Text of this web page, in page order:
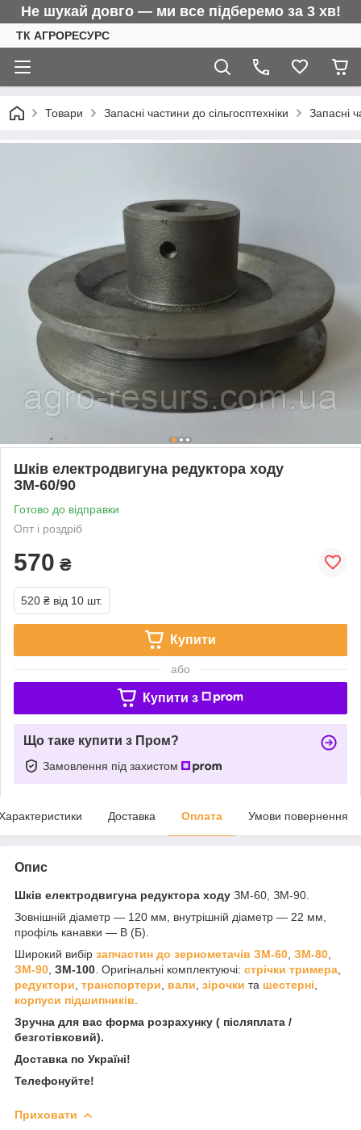
Не шукай довго — ми все підберемо за 3 хв!
ТК АГРОРЕСУРС
Товари Запасні частини до сільгосптехніки Запасні
Шків електродвигуна редуктора ходу
ЗМ-60/90
Готово до відправки
Опт і роздріб
570 ₴
520 ₴ від 10 шт.
Купити
або
Купити з
Що таке купити з Пром?
Замовлення під захистом
Доставка Оплата Умови повернення
Опис
Шків електродвигуна редуктора ходу ЗМ-60, ЗМ-90.
Зовнішній діаметр — 120 мм, внутрішній діаметр — 22 мм,
профіль канавки — В (Б).
Широкий вибір запчастин до зернометачів ЗМ-60 ЗМ-80
ЗМ-90 ЗМ-100 . Оригінальні комплектуючі: стрічки тримера
редуктори транспортери вали зірочки та шестерні
корпуси підшипників
Зручна для вас форма розрахунку ( післяплата /
безготівковий).
Доставка по Україні!
Телефонуйте!
Приховати